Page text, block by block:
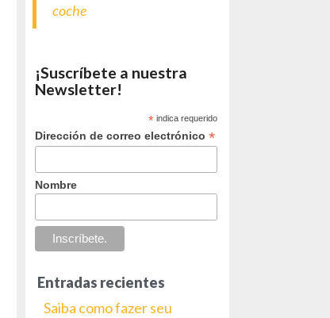
coche
¡Suscríbete a nuestra
Newsletter!
* indica requerido
Dirección de correo electrónico*
Nombre
Entradas recientes
Saiba como fazer seu